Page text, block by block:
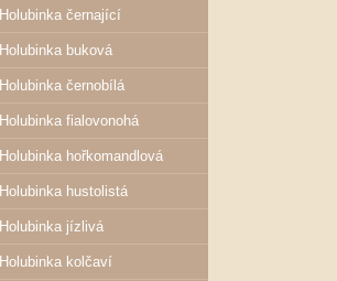
Holubinka černající
Holubinka buková
Holubinka černobílá
Holubinka fialovonohá
Holubinka hořkomandlová
Holubinka hustolistá
Holubinka jízlivá
Holubinka kolčaví